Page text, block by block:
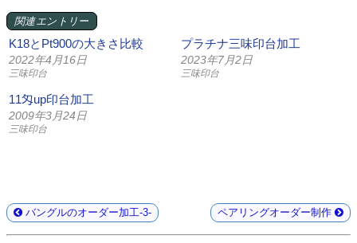
関連エントリー
K18とPt900の大きさ比較
2022年4月16日
三味印台
プラチナ三味印台加工
2023年7月2日
三味印台
11匁up印台加工
2009年3月24日
三味印台
バングルのオーダー加工-3- ペアリングオーダー制作